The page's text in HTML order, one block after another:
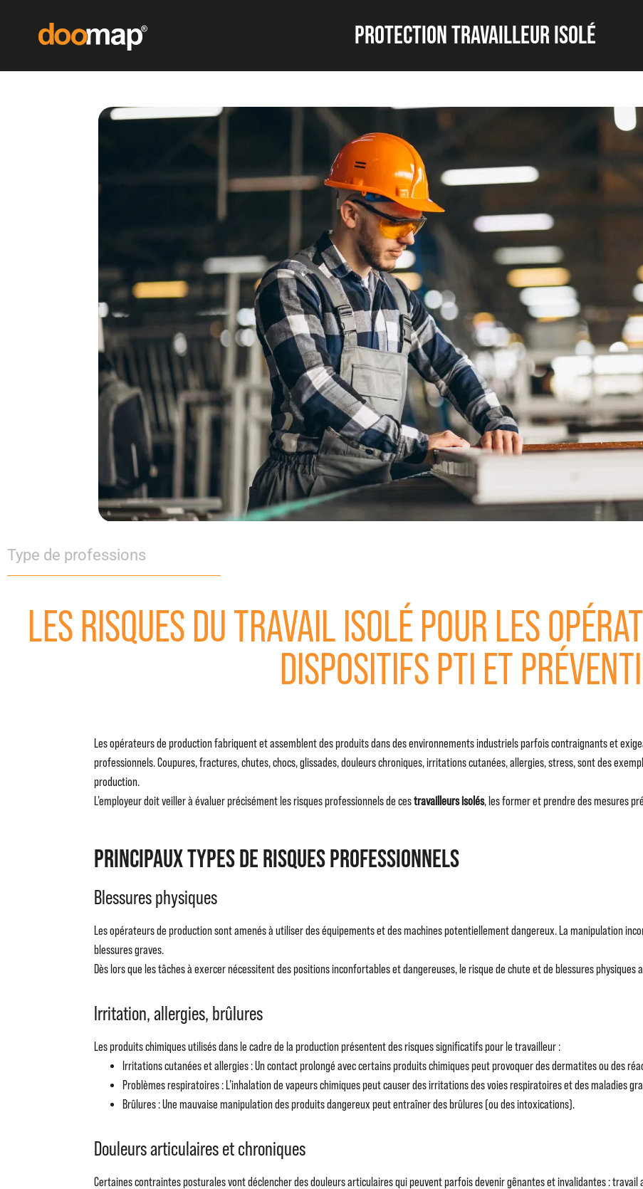
protection travailleur isolé
Type de professions
LES RISQUES DU TRAVAIL ISOLÉ POUR LES
DISPOSITIFS PTI ET
Les opérateurs de production fabriquent et assemblent des produits dans des environnements industriels parfois contraignants et
professionnels. Coupures, fractures, chutes, chocs, glissades, douleurs chroniques, irritations cutanées, allergies, stress, sont des
production.
L’employeur doit veiller à évaluer précisément les risques professionnels de cestravailleurs isolés, les former et prendre des mesures
Principaux types de risques professionnels
Blessures physiques
Les opérateurs de production sont amenés à utiliser des équipements et des machines potentiellement dangereux. La manipulation
blessures graves.
Dès lors que les tâches à exercer nécessitent des positions inconfortables et dangereuses, le risque de chute et de blessures physiques
Irritation, allergies, brûlures
Les produits chimiques utilisés dans le cadre de la production présentent des risques significatifs pour le travailleur :
Irritations cutanées et allergies : Un contact prolongé avec certains produits chimiques peut provoquer des dermatites ou des
Problèmes respiratoires : L’inhalation de vapeurs chimiques peut causer des irritations des voies respiratoires et des maladies
Brûlures : Une mauvaise manipulation des produits dangereux peut entraîner des brûlures (ou des intoxications).
Douleurs articulaires et chroniques
Certaines contraintes posturales vont déclencher des douleurs articulaires qui peuvent parfois devenir gênantes et invalidantes : travail